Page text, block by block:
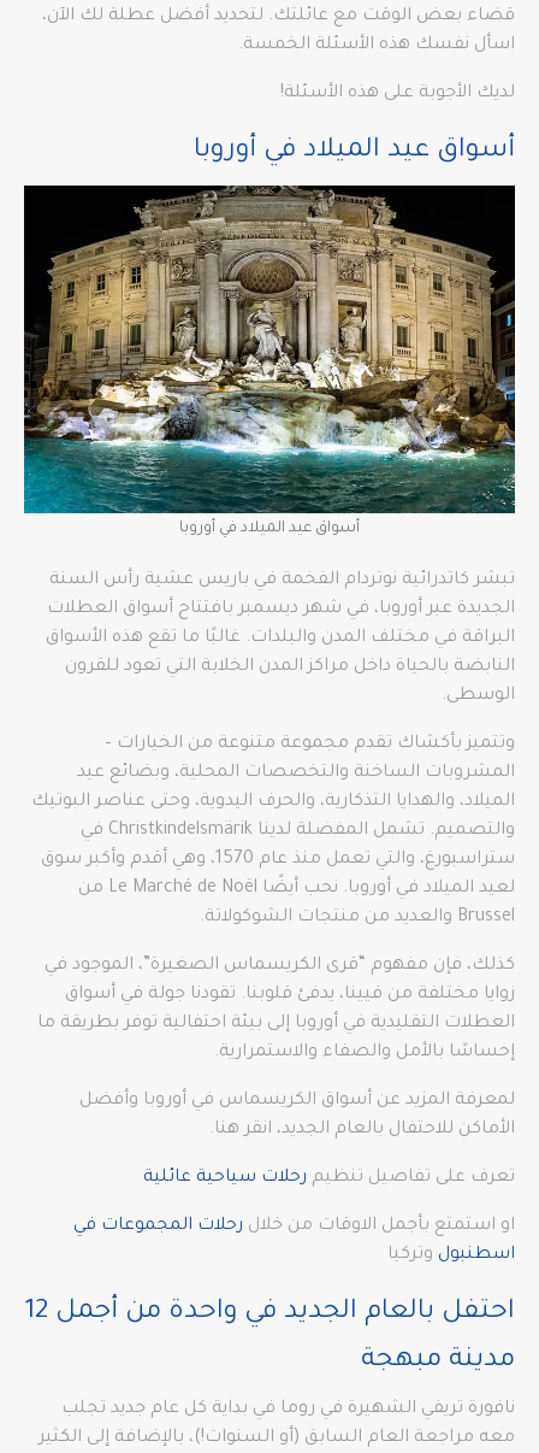
قضاء بعض الوقت مع عائلتك. لتحديد أفضل عطلة لك الآن،
اسأل نفسك هذه الأسئلة الخمسة.
لديك الأجوبة على هذه الأسئلة!
أسواق عيد الميلاد في أوروبا
أسواق عيد الميلاد في أوروبا
تبشر كاتدرائية نوتردام الفخمة في باريس عشية رأس السنة
الجديدة عبر أوروبا، في شهر ديسمبر بافتتاح أسواق العطلات
البراقة في مختلف المدن والبلدات. غالبًا ما تقع هذه الأسواق
النابضة بالحياة داخل مراكز المدن الخلابة التي تعود للقرون
الوسطى.
وتتميز بأكشاك تقدم مجموعة متنوعة من الخيارات –
المشروبات الساخنة والتخصصات المحلية، وبضائع عيد
الميلاد، والهدايا التذكارية، والحرف اليدوية، وحتى عناصر البوتيك
والتصميم. تشمل المفضلة لدينا Christkindelsmärik في
ستراسبورغ، والتي تعمل منذ عام 1570، وهي أقدم وأكبر سوق
لعيد الميلاد في أوروبا. نحب أيضًا Le Marché de Noël من
Brussel والعديد من منتجات الشوكولاتة.
كذلك، فإن مفهوم “قرى الكريسماس الصغيرة”، الموجود في
زوايا مختلفة من فيينا، يدفئ قلوبنا. تقودنا جولة في أسواق
العطلات التقليدية في أوروبا إلى بيئة احتفالية توفر بطريقة ما
إحساسًا بالأمل والصفاء والاستمرارية.
لمعرفة المزيد عن أسواق الكريسماس في أوروبا وأفضل
الأماكن للاحتفال بالعام الجديد، انقر هنا.
تعرف على تفاصيل تنظيم رحلات سياحية عائلية
او استمتع بأجمل الاوقات من خلال رحلات المجموعات في
اسطنبول وتركيا
احتفل بالعام الجديد في واحدة من أجمل 12
مدينة مبهجة
نافورة تريفي الشهيرة في روما في بداية كل عام جديد تجلب
معه مراجعة العام السابق (أو السنوات!)، بالإضافة إلى الكثير